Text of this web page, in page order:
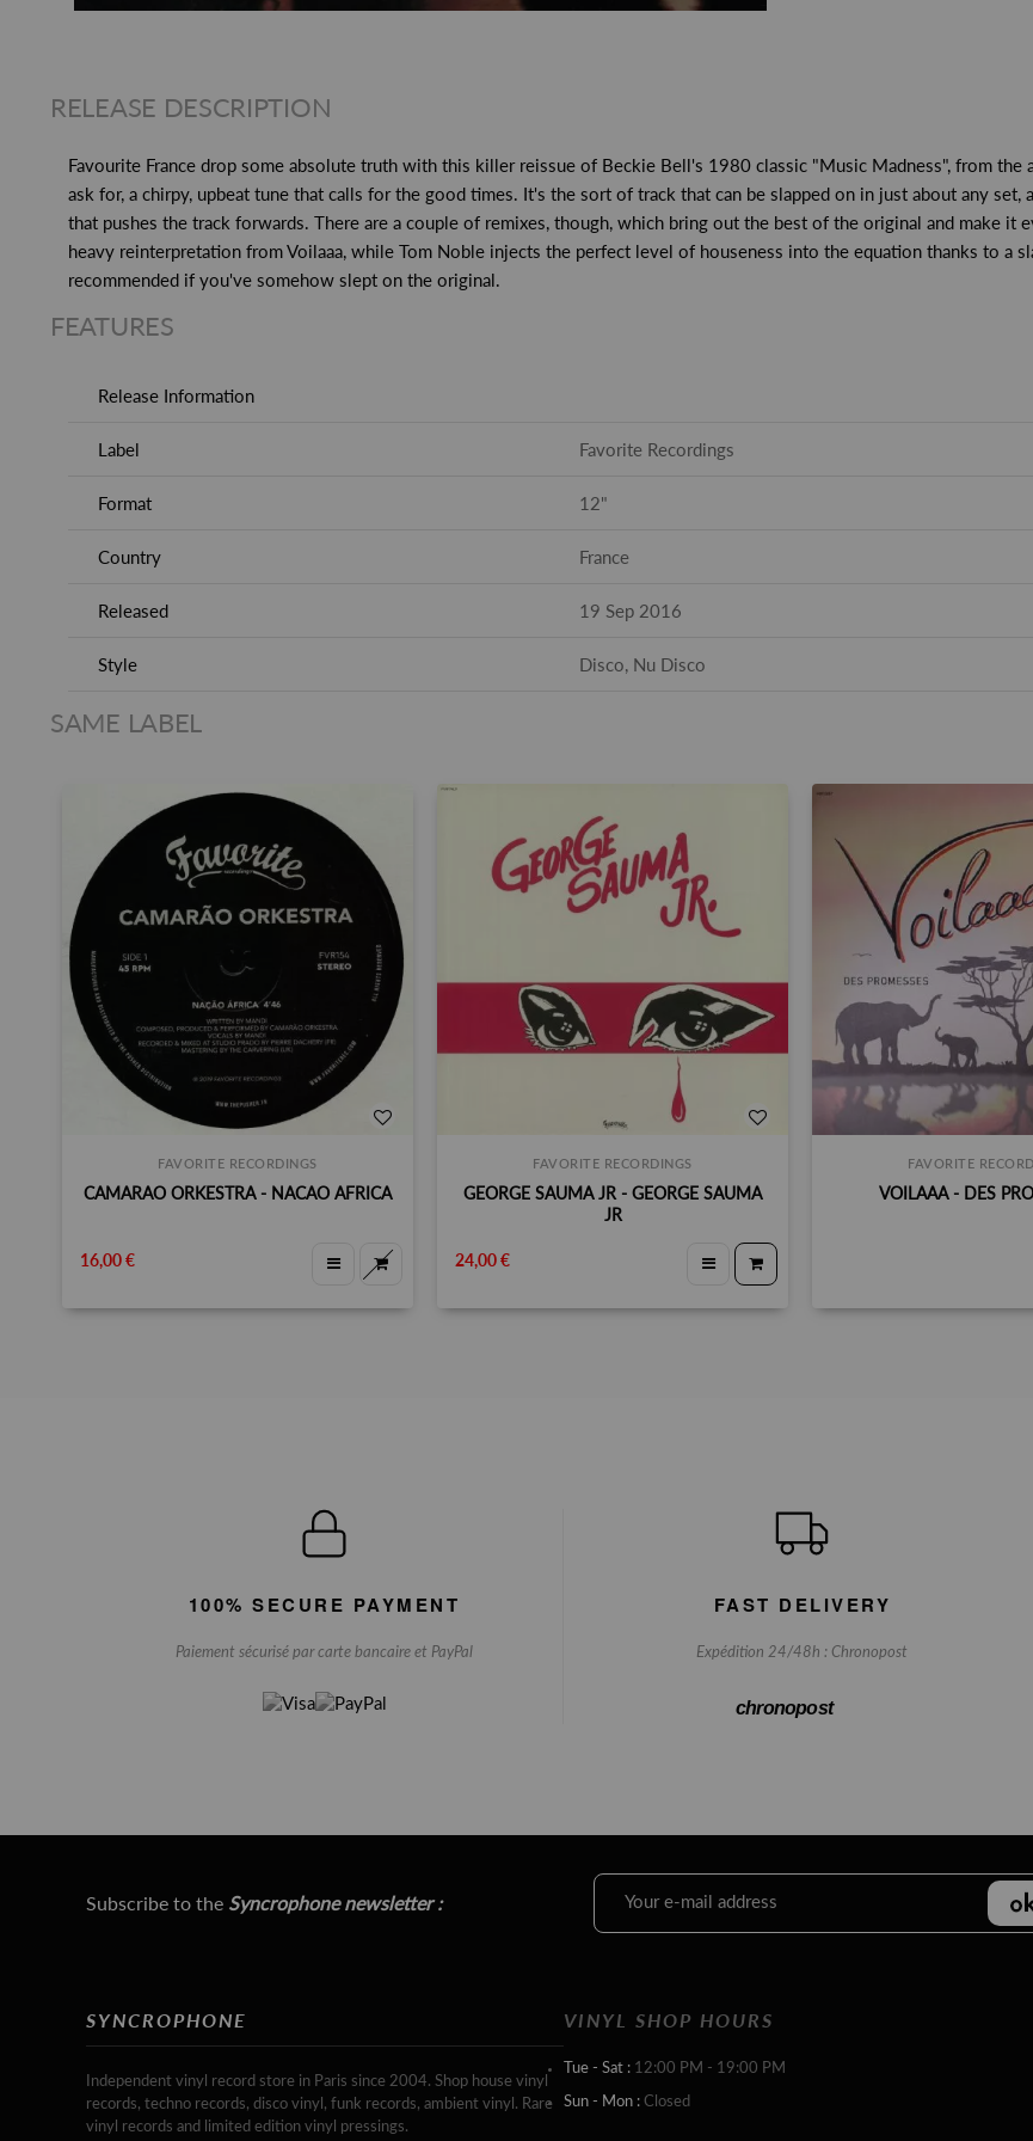
RELEASE DESCRIPTION
Favourite France drop some absolute truth with this killer reissue of Beckie Bell's 1980 classic "Music Madness", from
ask for, a chirpy, upbeat tune that calls for the good times. It's the sort of track that can be slapped on in just about any
that pushes the track forwards. There are a couple of remixes, though, which bring out the best of the original and make it
heavy reinterpretation from Voilaaa, while Tom Noble injects the perfect level of houseness into the equation thanks to a
recommended if you've somehow slept on the original.
FEATURES
Release Information
Label Favorite Recordings
Format 12"
Country France
Released 19 Sep 2016
Style Disco, Nu Disco
SAME LABEL
FAVORITE RECORDINGS
CAMARAO ORKESTRA - NACAO AFRICA
16,00 €
FAVORITE RECORDINGS
GEORGE SAUMA JR - GEORGE SAUMA
JR
24,00 €
FAVORITE
VOILAAA - DES
100% SECURE PAYMENT
Paiement sécurisé par carte bancaire et PayPal
FAST DELIVERY
Expédition 24/48h : Chronopost
chronopost
Subscribe to the Syncrophone newsletter :
SYNCROPHONE
Independent vinyl record store in Paris since 2004. Shop house vinyl
records, techno records, disco vinyl, funk records, ambient vinyl. Rare
vinyl records and limited edition vinyl pressings.
VINYL SHOP HOURS
Tue - Sat : 12:00 PM - 19:00 PM
Sun - Mon : Closed